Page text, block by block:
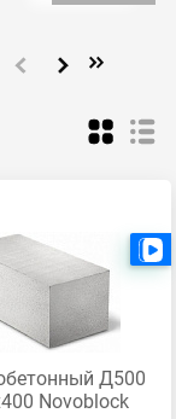
П-образные
625х250х100
Д500
Novoblock